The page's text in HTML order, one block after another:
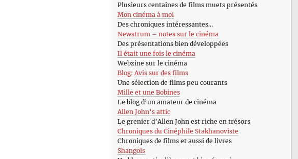
Plusieurs centaines de films muets présentés
Mon cinéma à moi
Des chroniques intéressantes…
Newstrum – notes sur le cinéma
Des présentations bien développées
Il était une fois le cinéma
Webzine sur le cinéma
Blog: Avis sur des films
Une sélection de films peu courants
Mille et une Bobines
Le blog d’un amateur de cinéma
Allen John’s attic
Le grenier d’Allen John est riche en trésors
Chroniques du Cinéphile Stakhanoviste
Chroniques de films et aussi de livres
Shangols